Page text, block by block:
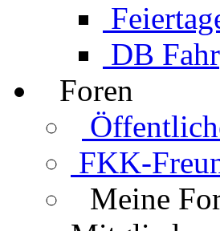
DB
Foren
FKK-
Meine